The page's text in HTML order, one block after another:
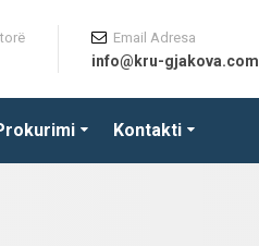
Kontakti
Email Adresa
info@kru-gjakova.com